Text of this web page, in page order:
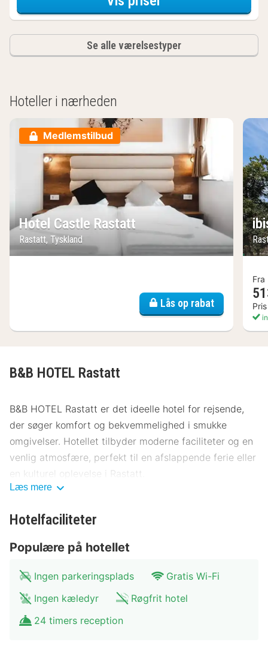
Se alle værelsestyper
Hoteller i nærheden
Medlemstilbud
Hotel Castle Rastatt
Rastatt, Tyskland
Lås op rabat
Fra
B&B HOTEL Rastatt
B&B HOTEL Rastatt er det ideelle hotel for rejsende,
der søger komfort og bekvemmelighed i smukke
omgivelser. Hotellet tilbyder moderne faciliteter og en
venlig atmosfære, perfekt til en afslappende ferie eller
en kulturel oplevelse i Rastatt.
B&B HOTEL Rastatt har en fremragende beliggenhed i
kan nemt besøge lokale attraktioner som Rastatt Slot
og det imponerende Residenzschloss, der begge ligger
inden for gåafstand. Området byder på rig kultur og
historie, hvilket gør det til et fantastisk sted at bo.
Offentlig transport er let tilgængelig med både bus-
Læs mere
Hotelfaciliteter
Populære på hotellet
Ingen parkeringsplads
Gratis Wi-Fi
Ingen kæledyr
Røgfrit hotel
24 timers reception